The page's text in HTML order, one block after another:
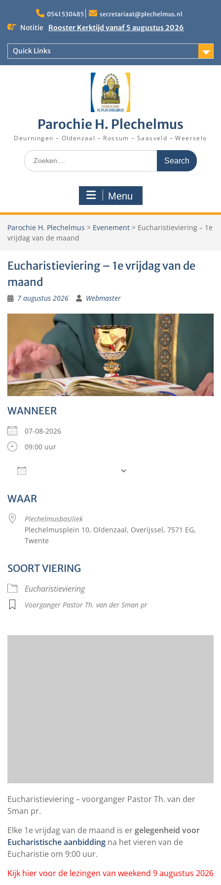
content
0541 530485 secretariaat@plechelmus.nl
Notitie
Rooster Kerktijd vanaf 5 augustus 2026
zondag 27 september 2026 in Klooster
Denekamp
Quick Links
Parochie H. Plechelmus
Deurningen – Oldenzaal – Rossum – Saasveld – Weerselo
Search
for:
Menu
Parochie H. Plechelmus > Evenement > Eucharistieviering – 1e
vrijdag van de maand
Eucharistieviering – 1e vrijdag van de
maand
7 augustus 2026 Webmaster
WANNEER
07-08-2026
09:00 uur
WAAR
Plechelmusbasiliek
Plechelmusplein 10, Oldenzaal, Overijssel, 7571 EG,
Twente
SOORT VIERING
Eucharistieviering
Voorganger Pastor Th. van der Sman pr
Eucharistieviering – voorganger Pastor Th. van der
Sman pr.
Elke 1e vrijdag van de maand is er gelegenheid voor
Eucharistische aanbidding na het vieren van de
Eucharistie om 9:00 uur.
Kijk hier voor de lezingen van weekend 9 augustus 2026